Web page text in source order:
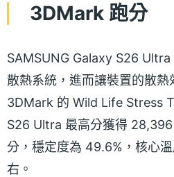
3DMark 跑分
SAMSUNG Galaxy S26
散熱系統，進而讓裝置的散熱
3DMark 的 Wild Life Stress
S26 Ultra 最高分獲得
分，穩定度為 49.6%，核心
右。